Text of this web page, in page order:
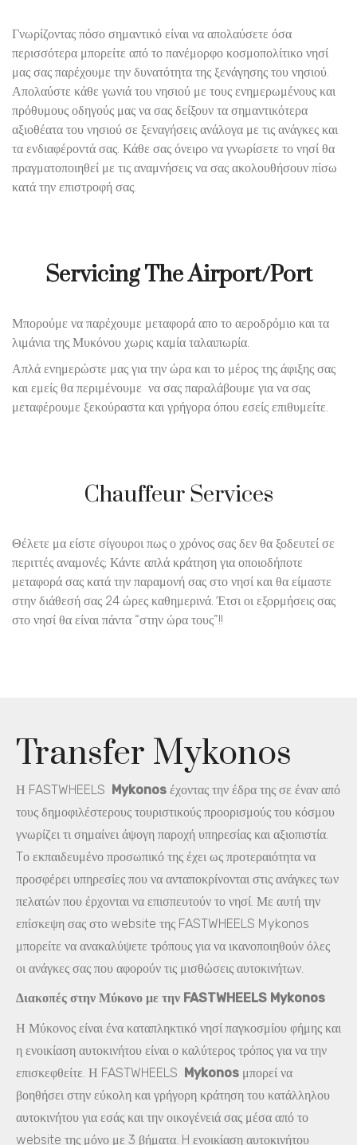
Γνωρίζοντας πόσο σημαντικό είναι να απολαύσετε όσα
περισσότερα μπορείτε από το πανέμορφο κοσμοπολίτικο νησί
μας σας παρέχουμε την δυνατότητα της ξενάγησης του νησιού.
Απολαύστε κάθε γωνιά του νησιού με τους ενημερωμένους και
πρόθυμους οδηγούς μας να σας δείξουν τα σημαντικότερα
αξιοθέατα του νησιού σε ξεναγήσεις ανάλογα με τις ανάγκες και
τα ενδιαφέροντά σας. Κάθε σας όνειρο να γνωρίσετε το νησί θα
πραγματοποιηθεί με τις αναμνήσεις να σας ακολουθήσουν πίσω
κατά την επιστροφή σας.
Servicing The Airport/Port
Μπορούμε να παρέχουμε μεταφορά απο το αεροδρόμιο και τα
λιμάνια της Μυκόνου χωρις καμία ταλαιπωρία.
Απλά ενημερώστε μας για την ώρα και το μέρος της άφιξης σας
και εμείς θα περιμένουμε να σας παραλάβουμε για να σας
μεταφέρουμε ξεκούραστα και γρήγορα όπου εσείς επιθυμείτε.
Chauffeur Services
Θέλετε μα είστε σίγουροι πως ο χρόνος σας δεν θα ξοδευτεί σε
περιττές αναμονές; Κάντε απλά κράτηση για οποιοδήποτε
μεταφορά σας κατά την παραμονή σας στο νησί και θα είμαστε
στην διάθεσή σας 24 ώρες καθημερινά. Έτσι οι εξορμήσεις σας
στο νησί θα είναι πάντα “στην ώρα τους”!!
Transfer Mykonos
Η FASTWHEELS Mykonos έχοντας την έδρα της σε έναν από
τους δημοφιλέστερους τουριστικούς προορισμούς του κόσμου
γνωρίζει τι σημαίνει άψογη παροχή υπηρεσίας και αξιοπιστία.
Tο εκπαιδευμένο προσωπικό της έχει ως προτεραιότητα να
προσφέρει υπηρεσίες που να ανταποκρίνονται στις ανάγκες των
πελατών που έρχονται να επισπευτούν το νησί. Με αυτή την
επίσκεψη σας στο website της FASTWHEELS Mykonos
μπορείτε να ανακαλύψετε τρόπους για να ικανοποιηθούν όλες
οι ανάγκες σας που αφορούν τις μισθώσεις αυτοκινήτων.
Διακοπές στην Μύκονο με την FASTWHEELS Mykonos
Η Μύκονος είναι ένα καταπληκτικό νησί παγκοσμίου φήμης και
η ενοικίαση αυτοκινήτου είναι ο καλύτερος τρόπος για να την
επισκεφθείτε. Η FASTWHEELS Mykonos μπορεί να
βοηθήσει στην εύκολη και γρήγορη κράτηση του κατάλληλου
αυτοκινήτου για εσάς και την οικογένειά σας μέσα από το
website της μόνο με 3 βήματα. H ενοικίαση αυτοκινήτου